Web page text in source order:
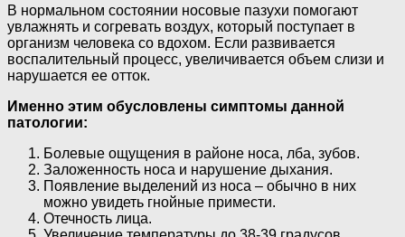
В нормальном состоянии носовые пазухи помогают
увлажнять и согревать воздух, который поступает в
организм человека со вдохом. Если развивается
воспалительный процесс, увеличивается объем слизи и
нарушается ее отток.
Именно этим обусловлены симптомы данной
патологии:
Болевые ощущения в районе носа, лба, зубов.
Заложенность носа и нарушение дыхания.
Появление выделений из носа – обычно в них
можно увидеть гнойные примести.
Отечность лица.